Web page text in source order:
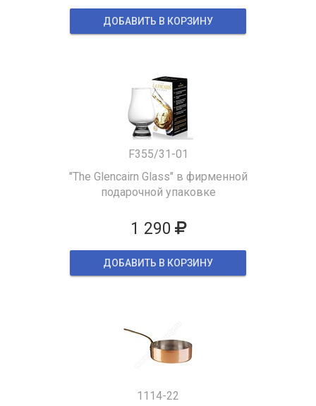
ДОБАВИТЬ В КОРЗИНУ
F355/31-01
"The Glencairn Glass" в фирменной
подарочной упаковке
1 290
ДОБАВИТЬ В КОРЗИНУ
1114-22